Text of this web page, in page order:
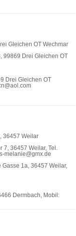
Gleichen OT Wechmar
99869 Drei Gleichen OT
Drei Gleichen OT
36457 Weilar
7, 36457 Weilar, Tel.
melanie@gmx.de
1a, 36457 Weilar,
Dermbach, Mobil: